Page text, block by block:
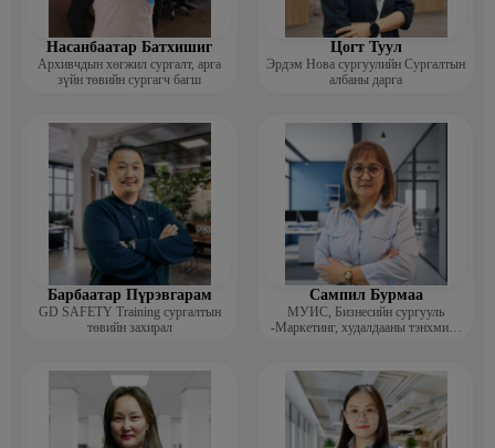
Насанбаатар Батхишиг
Архивчдын хөгжил сургалт, арга
зүйн төвийн сургагч багш
Цогт Туул
Эрдэм Нова сургуулийн Сургалтын
албаны дарга
Барбаатар Пүрэвгарам
GD SAFETY Training сургалтын
төвийн захирал
Сампил Бурмаа
МУИС, Бизнесийн сургууль
-Маркетинг, худалдааны тэнхмийн